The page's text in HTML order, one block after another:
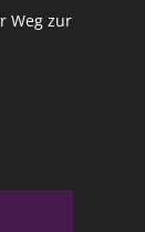
Weg zur